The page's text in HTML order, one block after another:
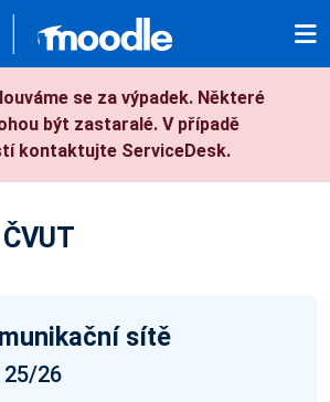
se za výpadek. Některé
být zastaralé. V případě
kontaktujte ServiceDesk.
sítě
25/26